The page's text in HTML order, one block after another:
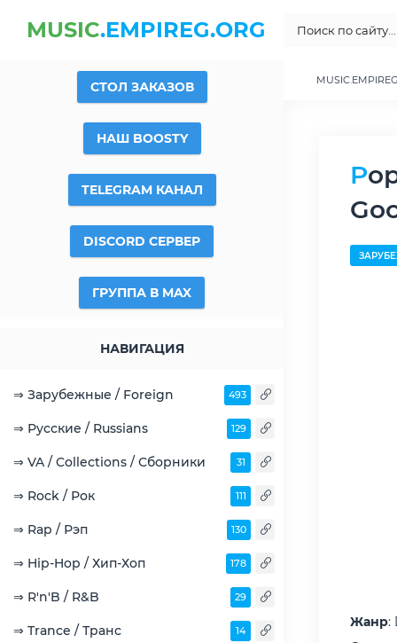
MUSIC.EMPIREG.ORG
СТОЛ ЗАКАЗОВ
НАШ BOOSTY
TELEGRAM КАНАЛ
DISCORD СЕРВЕР
ГРУППА В MAX
НАВИГАЦИЯ
⇒ Зарубежные / Foreign 493
⇒ Русские / Russians 129
⇒ VA / Collections / Сборники 31
⇒ Rock / Рок 111
⇒ Rap / Рэп 130
⇒ Hip-Hop / Хип-Хоп 178
⇒ R'n'B / R&B 29
⇒ Trance / Транс 14
Popcaan - Forever - 2018, MP3, 320 kbps скачать -
Жанр: